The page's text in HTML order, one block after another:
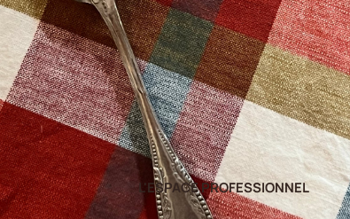
L'ESPACE PROFESSIONNEL